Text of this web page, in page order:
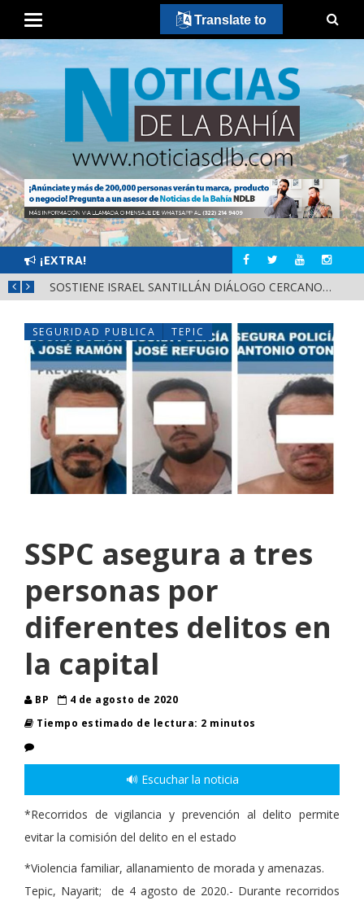
¡EXTRA!
SOSTIENE ISRAEL SANTILLÁN DIÁLOGO CERCANO CON HABITANTES DE LA CALLE 2 DE OCTUBRE
SEGURIDAD PUBLICA TEPIC
SSPC asegura a tres
personas por
diferentes delitos en
la capital
BP
4 de agosto de 2020
Tiempo estimado de lectura: 2 minutos
🔊 Escuchar la noticia
*Recorridos de vigilancia y prevención al delito permite
evitar la comisión del delito en el estado
*Violencia familiar, allanamiento de morada y amenazas.
Tepic, Nayarit; de 4 agosto de 2020.- Durante recorridos
Translate to